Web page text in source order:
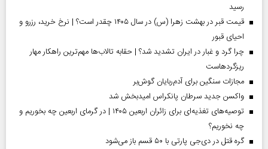
رسید
قیمت قبر در بهشت زهرا (س) در سال ۱۴۰۵ چقدر است؟ | نرخ خرید، رزرو و
احیای قبور
چرا گرد و غبار در ایران تشدید شد؟ | حقابه تالاب‌ها مهم‌ترین راهکار مهار
ریزگردهاست
مجازات سنگین برای آدم‌ربایان گوش‌بر
واکسن جدید سرطان پانکراس امیدبخش شد
توصیه‌های تغذیه‌ای برای زائران اربعین ۱۴۰۵ | در گرمای اربعین چه بخوریم و
چه نخوریم؟
گره قتل در دی‌جی پارتی با ۵۰ قسم باز می‌شود